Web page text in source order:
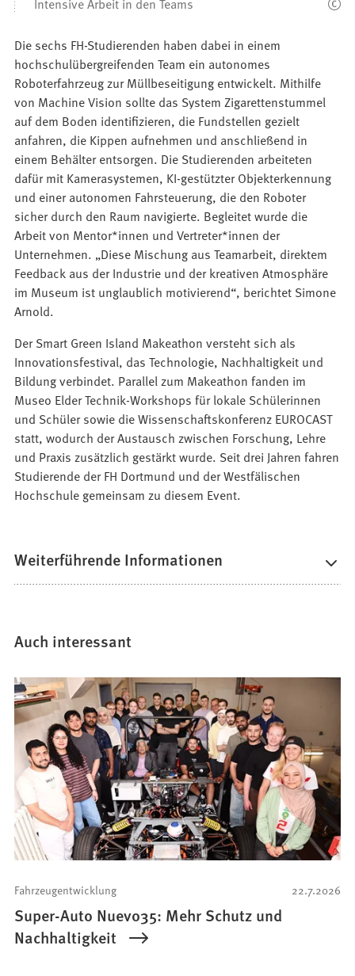
Intensive Arbeit in den Teams
Die sechs FH-Studierenden haben dabei in einem
hochschulübergreifenden Team ein autonomes
Roboterfahrzeug zur Müllbeseitigung entwickelt. Mithilfe
von Machine Vision sollte das System Zigarettenstummel
auf dem Boden identifizieren, die Fundstellen gezielt
anfahren, die Kippen aufnehmen und anschließend in
einem Behälter entsorgen. Die Studierenden arbeiteten
dafür mit Kamerasystemen, KI-gestützter Objekterkennung
und einer autonomen Fahrsteuerung, die den Roboter
sicher durch den Raum navigierte.​ Begleitet wurde die
Arbeit von Mentor*innen und Vertreter*innen der
Unternehmen. „Diese Mischung aus Teamarbeit, direktem
Feedback aus der Industrie und der kreativen Atmosphäre
im Museum ist unglaublich motivierend“, berichtet Simone
Arnold.
Der Smart Green Island Makeathon versteht sich als
Innovationsfestival, das Technologie, Nachhaltigkeit und
Bildung verbindet. Parallel zum Makeathon fanden im
Museo Elder Technik-Workshops für lokale Schülerinnen
und Schüler sowie die Wissenschaftskonferenz EUROCAST
statt, wodurch der Austausch zwischen Forschung, Lehre
und Praxis zusätzlich gestärkt wurde. Seit drei Jahren fahren
Studierende der FH Dortmund und der Westfälischen
Hochschule gemeinsam zu diesem Event.
Weiterführende Informationen
Auch interessant
22.7.2026
Fahrzeugentwicklung
Super-Auto Nuevo35: Mehr Schutz und
Nachhaltigkeit